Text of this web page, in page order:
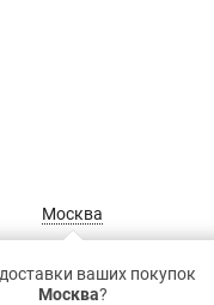
Москва
ваших покупок
Москва?
Запчасти